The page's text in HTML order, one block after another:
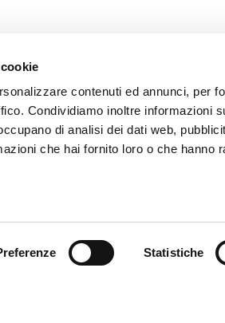
contenuti ed annunci, per
Condividiamo inoltre informazioni
di analisi dei dati web,
che hai fornito loro o che hanno
Statistiche